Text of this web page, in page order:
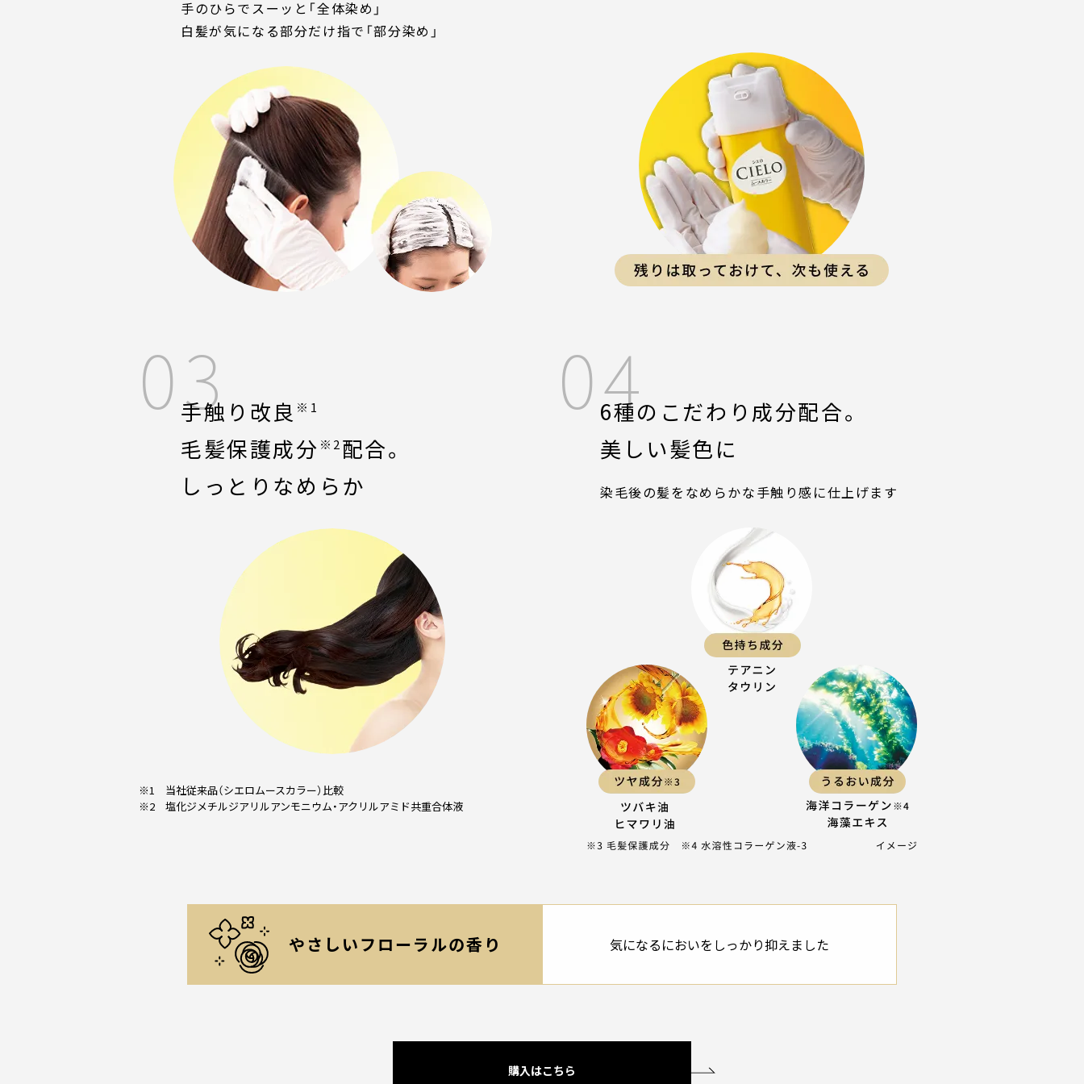
手のひらでスーッと「全体染め」
白髪が気になる部分だけ指で「部分染め」
03手触り改良 ※1
毛髪保護成分 ※2配合。
しっとりなめらか
※1 当社従来品（シエロムースカラー）比較
※2 塩化ジメチルジアリルアンモニウム・アクリルアミド共重合体液
04
6種のこだわり成分配合。
美しい髪色に
染毛後の髪をなめらかな手触り感に仕上げます
やさしいフローラルの香り 気になるにおいをしっかり抑えました
購入はこちら